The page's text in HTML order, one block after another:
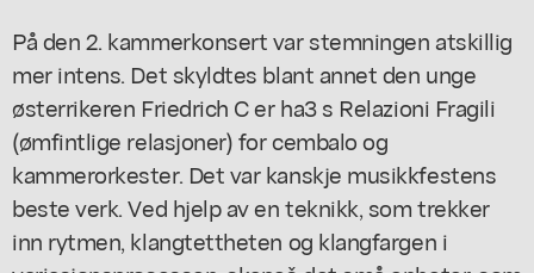
På den 2. kammerkonsert var stemningen atskillig
mer intens. Det skyldtes blant annet den unge
østerrikeren Friedrich C er ha3 s Relazioni Fragili
(ømfintlige relasjoner) for cembalo og
kammerorkester. Det var kanskje musikkfestens
beste verk. Ved hjelp av en teknikk, som trekker
inn rytmen, klangtettheten og klangfargen i